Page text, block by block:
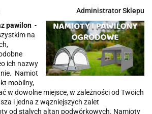
Administrator Sklepu
pawilon -
na
ich nazwy
Namiot
mobilny,
w dowolne miejsce, w zależności od Twoich
i jedna z wązniejszych zalet
od stalych altan podwórkowych. Namioty